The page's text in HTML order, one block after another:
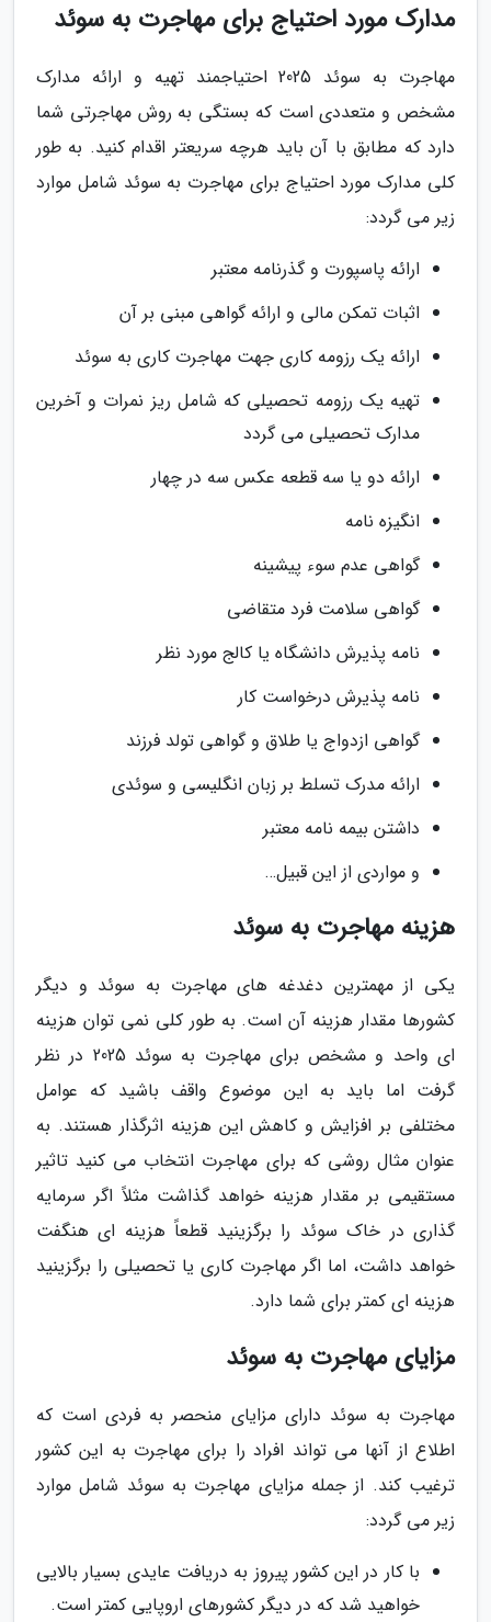
مدارک مورد احتیاج برای مهاجرت به سوئد
مهاجرت به سوئد 2025 احتیاجمند تهیه و ارائه مدارک
مشخص و متعددی است که بستگی به روش مهاجرتی شما
دارد که مطابق با آن باید هرچه سریعتر اقدام کنید. به طور
کلی مدارک مورد احتیاج برای مهاجرت به سوئد شامل موارد
زیر می گردد:
ارائه پاسپورت و گذرنامه معتبر
اثبات تمکن مالی و ارائه گواهی مبنی بر آن
ارائه یک رزومه کاری جهت مهاجرت کاری به سوئد
تهیه یک رزومه تحصیلی که شامل ریز نمرات و آخرین
مدارک تحصیلی می گردد
ارائه دو یا سه قطعه عکس سه در چهار
انگیزه نامه
گواهی عدم سوء پیشینه
گواهی سلامت فرد متقاضی
نامه پذیرش دانشگاه یا کالج مورد نظر
نامه پذیرش درخواست کار
گواهی ازدواج یا طلاق و گواهی تولد فرزند
ارائه مدرک تسلط بر زبان انگلیسی و سوئدی
داشتن بیمه نامه معتبر
و مواردی از این قبیل…
هزینه مهاجرت به سوئد
یکی از مهمترین دغدغه های مهاجرت به سوئد و دیگر
کشورها مقدار هزینه آن است. به طور کلی نمی توان هزینه
ای واحد و مشخص برای مهاجرت به سوئد 2025 در نظر
گرفت اما باید به این موضوع واقف باشید که عوامل
مختلفی بر افزایش و کاهش این هزینه اثرگذار هستند. به
عنوان مثال روشی که برای مهاجرت انتخاب می کنید تاثیر
مستقیمی بر مقدار هزینه خواهد گذاشت مثلاً اگر سرمایه
گذاری در خاک سوئد را برگزینید قطعاً هزینه ای هنگفت
خواهد داشت، اما اگر مهاجرت کاری یا تحصیلی را برگزینید
هزینه ای کمتر برای شما دارد.
مزایای مهاجرت به سوئد
مهاجرت به سوئد دارای مزایای منحصر به فردی است که
اطلاع از آنها می تواند افراد را برای مهاجرت به این کشور
ترغیب کند. از جمله مزایای مهاجرت به سوئد شامل موارد
زیر می گردد:
با کار در این کشور پیروز به دریافت عایدی بسیار بالایی
خواهید شد که در دیگر کشورهای اروپایی کمتر است.